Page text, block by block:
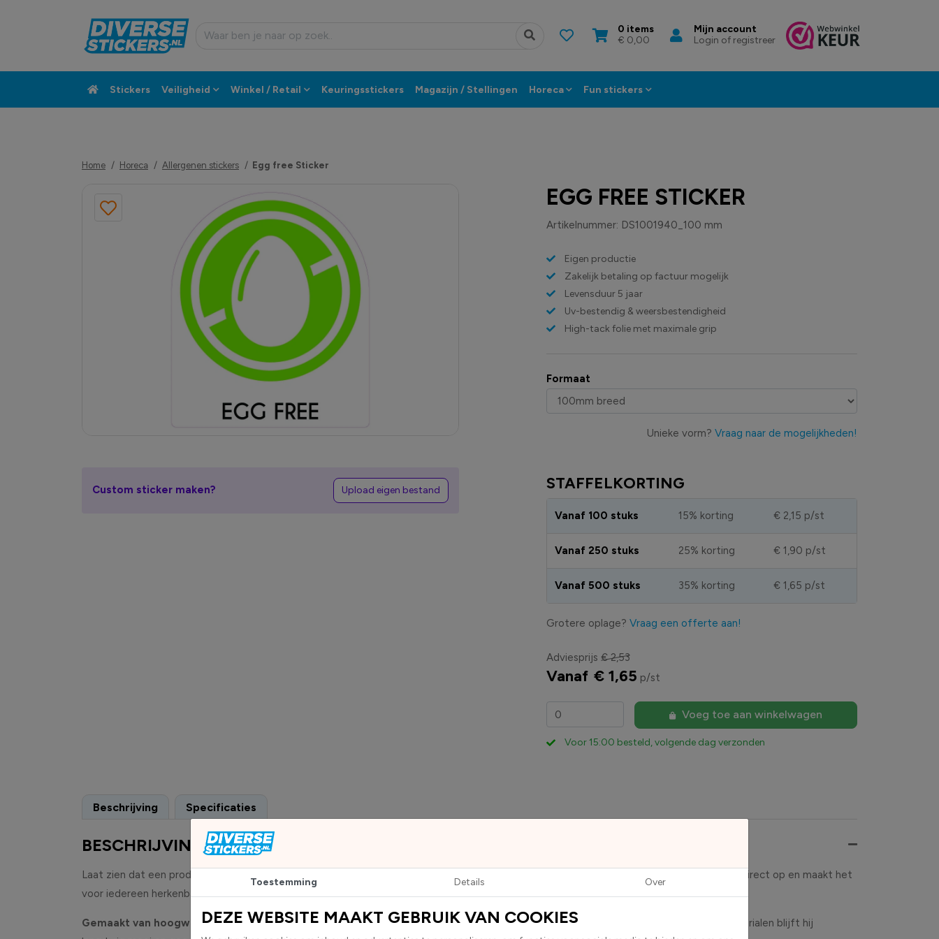
0 items
€ 0,00
Mijn account
Login of registreer
Stickers Veiligheid Winkel / Retail Keuringsstickers Magazijn / Stellingen Horeca Fun stickers
Home Horeca Allergenen stickers Egg free Sticker
EGG FREE STICKER
Artikelnummer: DS1001940_100 mm
Eigen productie
Zakelijk betaling op factuur mogelijk
Levensduur 5 jaar
Uv-bestendig & weersbestendigheid
High-tack folie met maximale grip
Formaat
Unieke vorm? Vraag naar de mogelijkheden!
STAFFELKORTING
Vanaf 100 stuks 15% korting € 2,15 p/st
Vanaf 250 stuks 25% korting € 1,90 p/st
Vanaf 500 stuks 35% korting € 1,65 p/st
Grotere oplage? Vraag een offerte aan!
Adviesprijs € 2,53
Vanaf € 1,65 p/st
Voeg toe aan winkelwagen
Voor 15:00 besteld, volgende dag verzonden
Custom sticker maken? Upload eigen bestand
Beschrijving Specificaties
BESCHRIJVING
Laat zien dat een product vrij van ei is met deze cirkelvormige Egg Free sticker. Het groene ontwerp met witte tekst en afbeelding valt direct op en maakt het
voor iedereen herkenbaar dat het product eivrij is.
Gemaakt van hoogwaardige high-tack folie, hecht deze sticker betrouwbaar op vrijwel elk oppervlak.
Dankzij de duurzame materialen blijft hij
Toestemming Details Over
DEZE WEBSITE MAAKT GEBRUIK VAN COOKIES